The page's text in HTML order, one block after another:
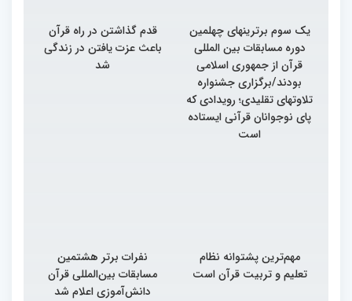
یک سوم برترینهای چهلمین
دوره مسابقات بین المللی
قرآن از جمهوری اسلامی
بودند/برگزاری جشنواره
تلاوتهای تقلیدی؛ رویدادی که
پای نوجوانان قرآنی ایستاده
است
قدم گذاشتن در راه قرآن
باعث عزت یافتن در زندگی
شد
مهم‌ترین پشتوانه نظام
تعلیم و تربیت قرآن است
نفرات برتر هشتمین
مسابقات بین‌المللی قرآن
دانش‌آموزی اعلام شد